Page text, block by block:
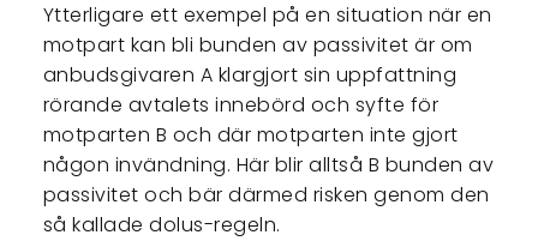
Ytterligare ett exempel på en situation när en
motpart kan bli bunden av passivitet är om
anbudsgivaren A klargjort sin uppfattning
rörande avtalets innebörd och syfte för
motparten B och där motparten inte gjort
någon invändning. Här blir alltså B bunden av
passivitet och bär därmed risken genom den
så kallade dolus-regeln.